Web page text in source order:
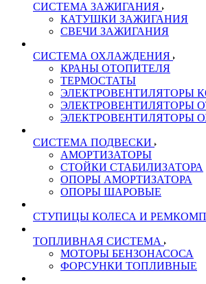
СИСТЕМА ЗАЖИГАНИЯ
КАТУШКИ ЗАЖИГАНИЯ
СВЕЧИ ЗАЖИГАНИЯ
СИСТЕМА ОХЛАЖДЕНИЯ
КРАНЫ ОТОПИТЕЛЯ
ТЕРМОСТАТЫ
ЭЛЕКТРОВЕНТИЛЯТОРЫ
ЭЛЕКТРОВЕНТИЛЯТОРЫ
ЭЛЕКТРОВЕНТИЛЯТОРЫ
СИСТЕМА ПОДВЕСКИ
АМОРТИЗАТОРЫ
СТОЙКИ СТАБИЛИЗАТОРА
ОПОРЫ АМОРТИЗАТОРА
ОПОРЫ ШАРОВЫЕ
СТУПИЦЫ КОЛЕСА И
ТОПЛИВНАЯ СИСТЕМА
МОТОРЫ БЕНЗОНАСОСА
ФОРСУНКИ ТОПЛИВНЫЕ